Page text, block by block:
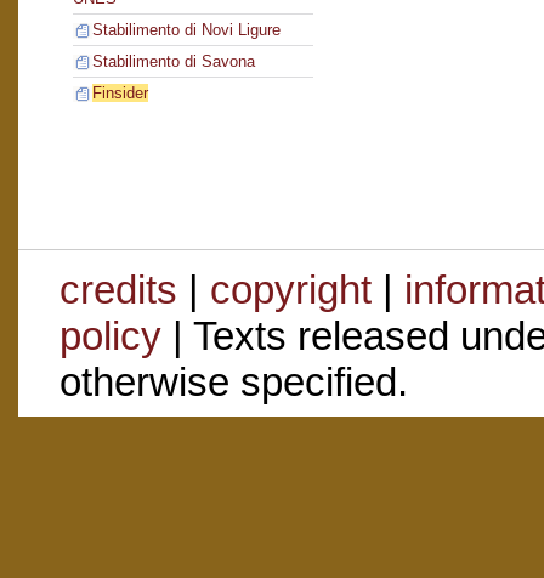
Stabilimento di Novi Ligure
Stabilimento di Savona
Finsider
credits | copyright|
policy| Texts released
otherwise specified.